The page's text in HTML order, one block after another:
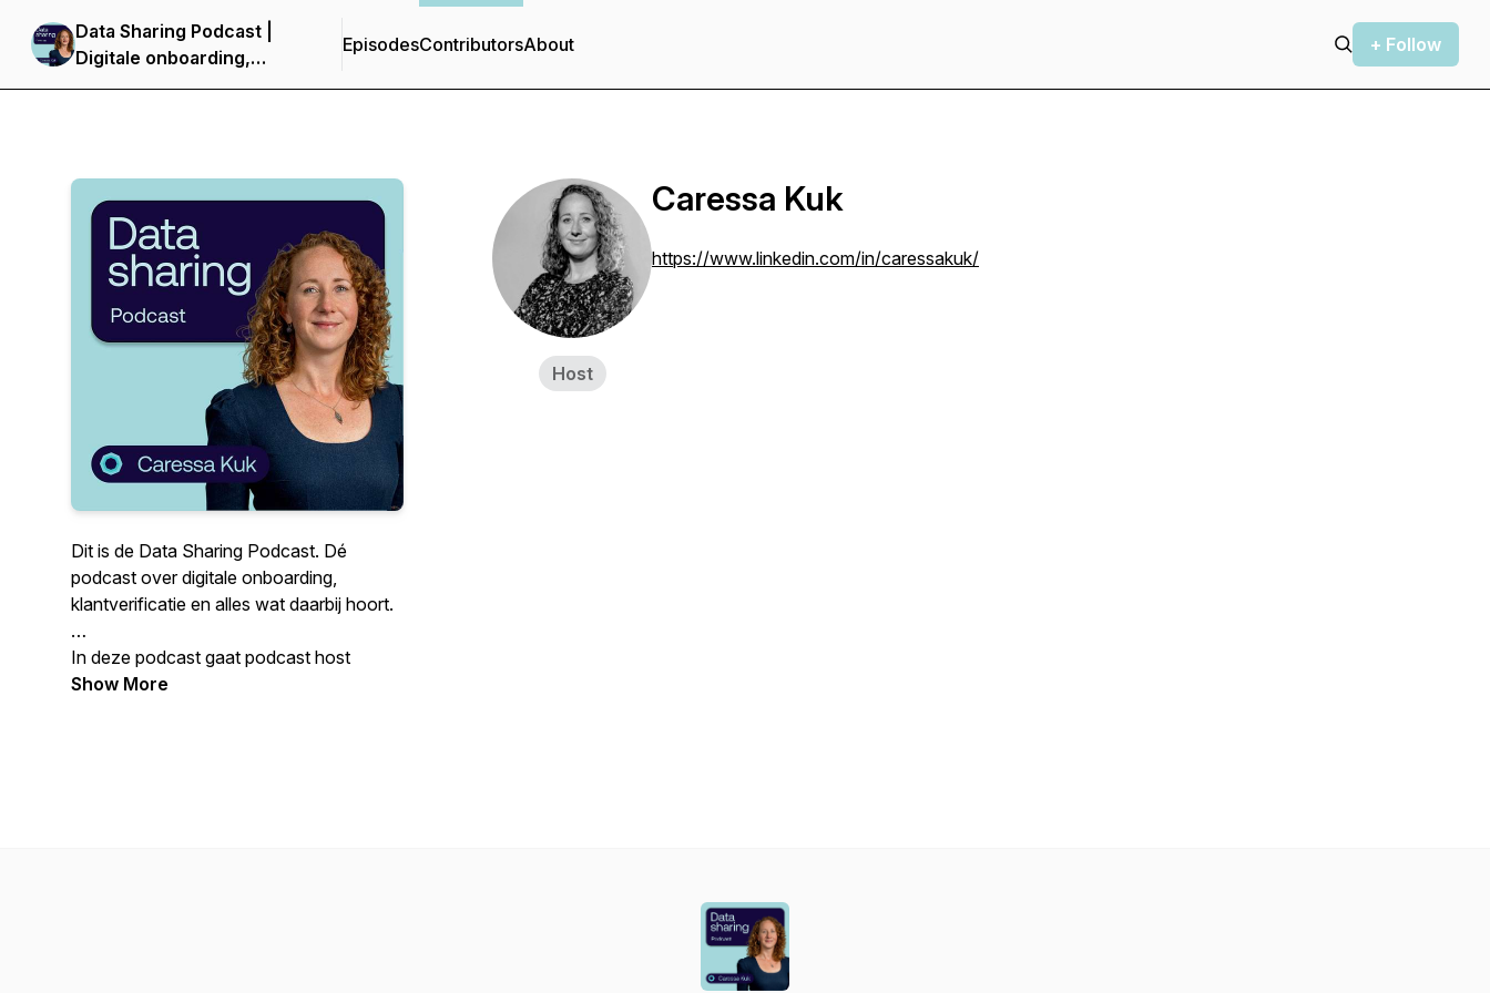
Data Sharing Podcast |
Digitale onboarding,
klantverificatie en meer
EpisodesContributorsAbout + Follow
Dit is de Data Sharing Podcast. Dé
podcast over digitale onboarding,
klantverificatie en alles wat daarbij hoort.
In deze podcast gaat podcast host
Caressa Kuk van Ockto in gesprek met
Show More
Host
Caressa Kuk
https://www.linkedin.com/in/caressakuk/